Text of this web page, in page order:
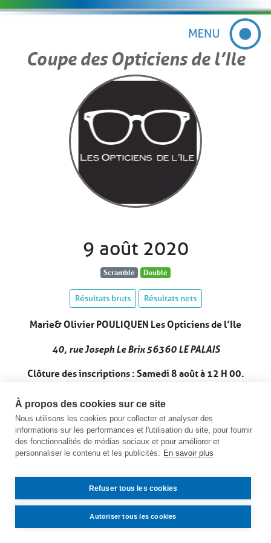
Coupe des Opticiens de l’Ile
9 août 2020
Scramble Double
Résultats bruts Résultats nets
Marie & Olivier POULIQUEN Les Opticiens de l’Ile
40, rue Joseph Le Brix 56360 LE PALAIS
Clôture des inscriptions : Samedi 8 août à 12 H 00.
Voir le calendrier des compétitions
À propos des cookies sur ce site
Nous utilisons les cookies pour collecter et analyser des
informations sur les performances et l'utilisation du site, pour fournir
des fonctionnalités de médias sociaux et pour améliorer et
personnaliser le contenu et les publicités. En savoir plus
Refuser tous les cookies
Autoriser tous les cookies